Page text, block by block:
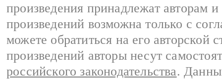
произведения принадлежат авторам
произведений возможна только с
можете обратиться на его авторской
произведений авторы несут
российского законодательства.